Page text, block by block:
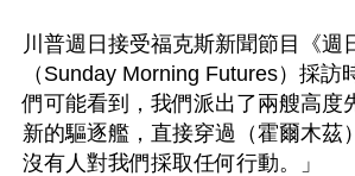
川普週日接受福克斯新聞節目《週
（Sunday Morning Futures）採訪
們可能看到，我們派出了兩艘高度
新的驅逐艦，直接穿過（霍爾木茲
沒有人對我們採取任何行動。」